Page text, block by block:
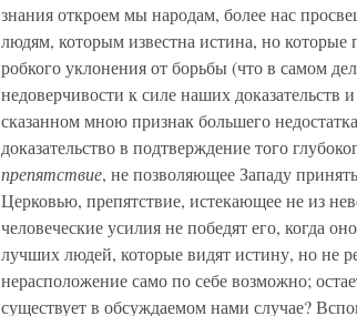
знания откроем мы народам, более нас
людям, которым известна истина, но
робкого уклонения от борьбы (что в самом
недоверчивости к силе наших
сказанном мною признак большего
доказательство в подтверждение того
препятствие, не позволяющее Западу
Церковью, препятствие, истекающее не из
человеческие усилия не победят его, когда
лучших людей, которые видят истину, но не
нерасположение само по себе возможно;
существует в обсуждаемом нами случае?